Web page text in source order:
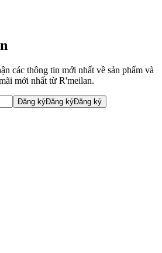
các thông tin mới nhất về sản phẩm và
mới nhất từ R'meilan.
Đăng kýĐăng kýĐăng ký